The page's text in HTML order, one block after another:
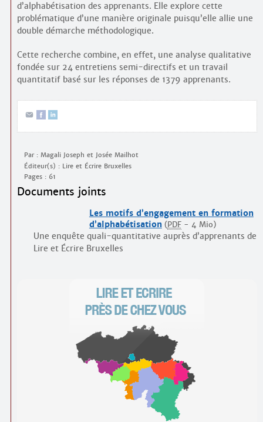
d’alphabétisation des apprenants. Elle explore cette
problématique d’une manière originale puisqu’elle allie une
double démarche méthodologique.
Cette recherche combine, en effet, une analyse qualitative
fondée sur 24 entretiens semi-directifs et un travail
quantitatif basé sur les réponses de 1379 apprenants.
Par : Magali Joseph et Josée Mailhot
Éditeur(s) : Lire et Écrire Bruxelles
Pages : 61
Documents joints
Les motifs d’engagement en formation
d’alphabétisation ( PDF- 4 Mio)
Une enquête quali-quantitative auprès d’apprenants de
Lire et Écrire Bruxelles